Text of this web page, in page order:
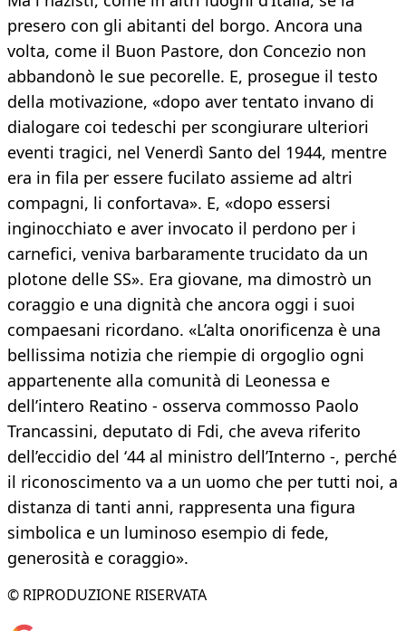
presero con gli abitanti del borgo. Ancora una
volta, come il Buon Pastore, don Concezio non
abbandonò le sue pecorelle. E, prosegue il testo
della motivazione, «dopo aver tentato invano di
dialogare coi tedeschi per scongiurare ulteriori
eventi tragici, nel Venerdì Santo del 1944, mentre
era in fila per essere fucilato assieme ad altri
compagni, li confortava». E, «dopo essersi
inginocchiato e aver invocato il perdono per i
carnefici, veniva barbaramente trucidato da un
plotone delle SS». Era giovane, ma dimostrò un
coraggio e una dignità che ancora oggi i suoi
compaesani ricordano. «L’alta onorificenza è una
bellissima notizia che riempie di orgoglio ogni
appartenente alla comunità di Leonessa e
dell’intero Reatino - osserva commosso Paolo
Trancassini, deputato di Fdi, che aveva riferito
dell’eccidio del ‘44 al ministro dell’Interno -, perché
il riconoscimento va a un uomo che per tutti noi, a
distanza di tanti anni, rappresenta una figura
simbolica e un luminoso esempio di fede,
generosità e coraggio».
© RIPRODUZIONE RISERVATA